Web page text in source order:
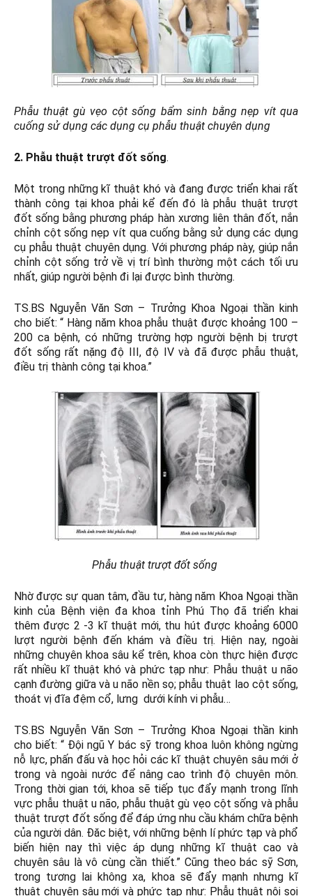
Phẫu thuật gù vẹo cột sống bẩm sinh bằng nẹp vít qua
cuống sử dụng các dụng cụ phẫu thuật chuyên dụng
2. Phẫu thuật trượt đốt sống.
Một trong những kĩ thuật khó và đang được triển khai rất
thành công tại khoa phải kể đến đó là phẫu thuật trượt
đốt sống bằng phương pháp hàn xương liên thân đốt, nắn
chỉnh cột sống nẹp vít qua cuống bằng sử dụng các dụng
cụ phẫu thuật chuyên dụng. Với phương pháp này, giúp nắn
chỉnh cột sống trở về vị trí bình thường một cách tối ưu
nhất, giúp người bệnh đi lại được bình thường.
TS.BS Nguyễn Văn Sơn – Trưởng Khoa Ngoại thần kinh
cho biết: “ Hàng năm khoa phẫu thuật được khoảng 100 –
200 ca bệnh, có những trường hợp người bệnh bị trượt
đốt sống rất nặng độ III, độ IV và đã được phẫu thuật,
điều trị thành công tại khoa.”
Phẫu thuật trượt đốt sống
Nhờ được sự quan tâm, đầu tư, hàng năm Khoa Ngoại thần
kinh của Bệnh viện đa khoa tỉnh Phú Thọ đã triển khai
thêm được 2 -3 kĩ thuật mới, thu hút được khoảng 6000
lượt người bệnh đến khám và điều trị. Hiện nay, ngoài
những chuyên khoa sâu kể trên, khoa còn thực hiện được
rất nhiều kĩ thuật khó và phức tạp như: Phẫu thuật u não
cạnh đường giữa và u não nền sọ; phẫu thuật lao cột sống,
thoát vị đĩa đệm cổ, lưng dưới kính vi phẫu…
TS.BS Nguyễn Văn Sơn – Trưởng Khoa Ngoại thần kinh
cho biết: “ Đội ngũ Y bác sỹ trong khoa luôn không ngừng
nỗ lực, phấn đấu và học hỏi các kĩ thuật chuyên sâu mới ở
trong và ngoài nước để nâng cao trình độ chuyên môn.
Trong thời gian tới, khoa sẽ tiếp tục đẩy mạnh trong lĩnh
vực phẫu thuật u não, phẫu thuật gù vẹo cột sống và phẫu
thuật trượt đốt sống để đáp ứng nhu cầu khám chữa bệnh
của người dân. Đăc biệt, với những bệnh lí phức tạp và phổ
biến hiện nay thì việc áp dụng những kĩ thuật cao và
chuyên sâu là vô cùng cần thiết.” Cũng theo bác sỹ Sơn,
trong tương lai không xa, khoa sẽ đẩy mạnh nhưng kĩ
thuật chuyên sâu mới và phức tạp như: Phẫu thuật nội soi